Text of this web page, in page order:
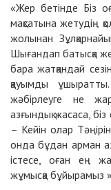
«Жер бетінде Біз
мақсатына жетудің
жолынан
Шығандап батысқа
бара жатқандай
қауымды
жәбірлеуге не
азғындық жасаса,
– Кейін олар
онда бұдан арман
істесе, оған ең
жұмысқа бұйырамыз